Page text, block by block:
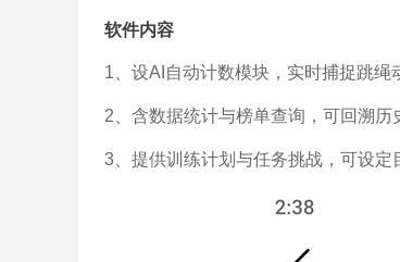
软件内容
1、设AI自动计数模块，实时捕捉跳绳
2、含数据统计与榜单查询，可回溯历
3、提供训练计划与任务挑战，可设定